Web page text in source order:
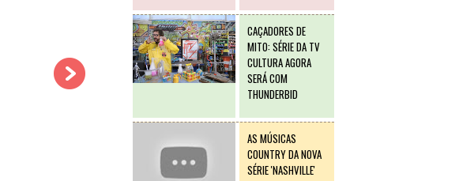
CAÇADORES DE
MITO: SÉRIE DA TV
CULTURA AGORA
SERÁ COM
THUNDERBID
AS MÚSICAS
COUNTRY DA NOVA
SÉRIE 'NASHVILLE'